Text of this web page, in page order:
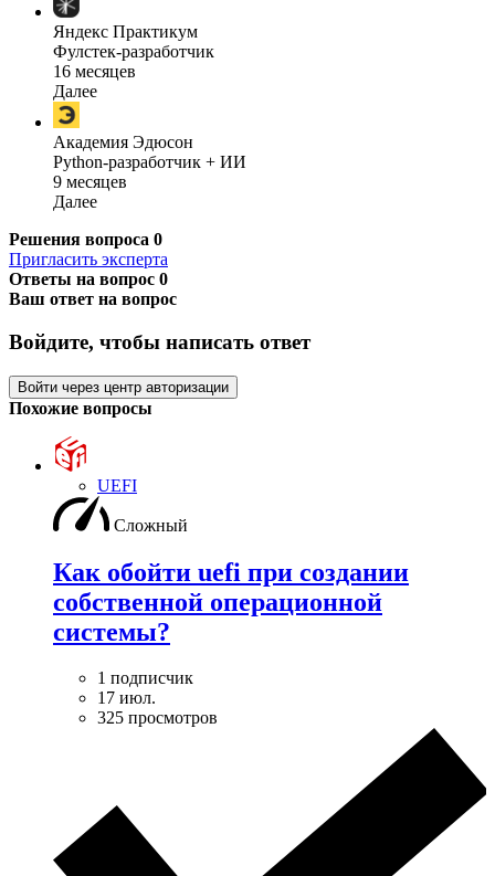
Яндекс Практикум
Фулстек-разработчик
16 месяцев
Далее
Академия Эдюсон
Python-разработчик + ИИ
9 месяцев
Далее
Решения вопроса 0
Пригласить эксперта
Ответы на вопрос 0
Ваш ответ на вопрос
Войдите, чтобы написать ответ
Войти через центр авторизации
Похожие вопросы
UEFI
Сложный
Как обойти uefi при создании
собственной операционной
системы?
1 подписчик
17 июл.
325 просмотров